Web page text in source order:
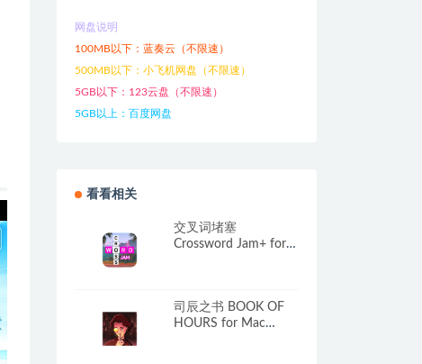
网盘说明
100MB以下：蓝奏云（不限速）
500MB以下：小飞机网盘（不限速）
5GB以下：123云盘（不限速）
5GB以上：百度网盘
看看相关
交叉词堵塞
Crossword Jam+ for
司辰之书 BOOK OF
HOURS for Mac